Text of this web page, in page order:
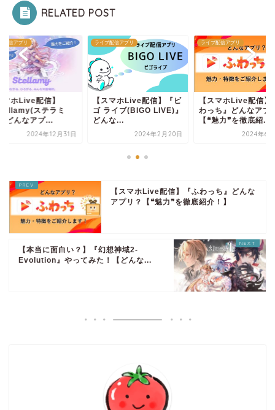
RELATED POST
配信アプリ
マホLive配信】
ステラミ
どんなアプ...
2024年12月31日
ライブ配信アプリ
【スマホLive配信】『ビ
ゴ ライブ(BIGO LIVE)』
どんな...
2024年2月20日
ライブ配信アプリ
【スマホLive配信】
わっち』どんなアプ
【❝魅力❞を徹底紹...
2024年6
【スマホLive配信】『ふわっち』どんな
アプリ？【❝魅力❞を徹底紹介！】
【本当に面白い？】『幻想神域2-
Evolution』やってみた！【どんな...